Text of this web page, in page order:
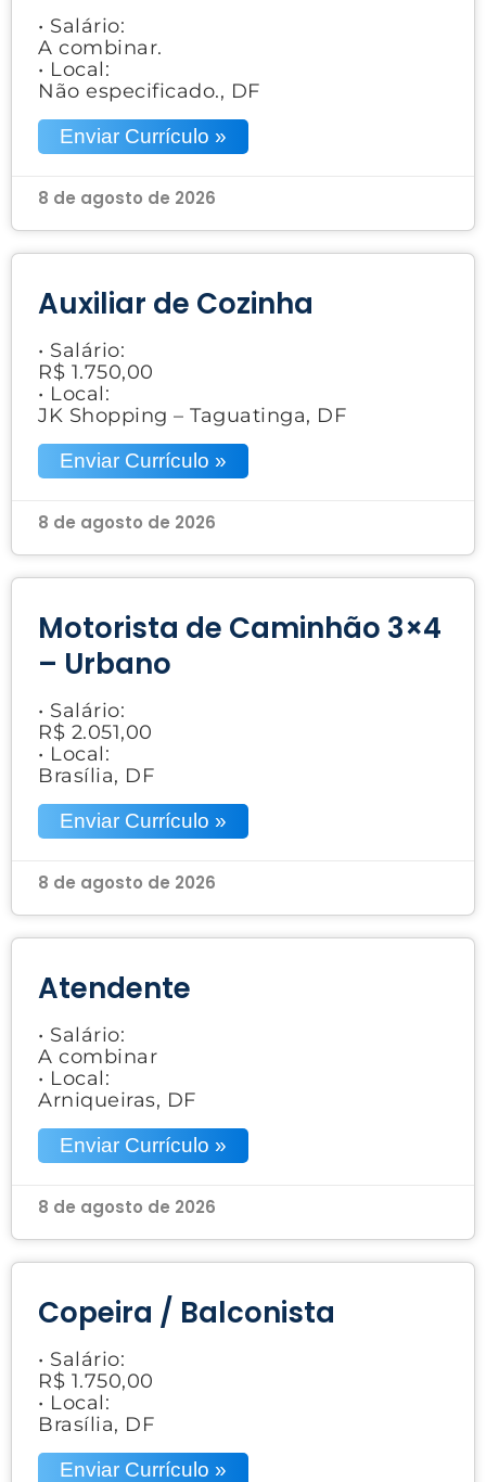
• Salário:
A combinar.
• Local:
Não especificado., DF
Enviar Currículo »
8 de agosto de 2026
Auxiliar de Cozinha
• Salário:
R$ 1.750,00
• Local:
JK Shopping – Taguatinga, DF
Enviar Currículo »
8 de agosto de 2026
Motorista de Caminhão 3×4
– Urbano
• Salário:
R$ 2.051,00
• Local:
Brasília, DF
Enviar Currículo »
8 de agosto de 2026
Atendente
• Salário:
A combinar
• Local:
Arniqueiras, DF
Enviar Currículo »
8 de agosto de 2026
Copeira / Balconista
• Salário:
R$ 1.750,00
• Local:
Brasília, DF
Enviar Currículo »